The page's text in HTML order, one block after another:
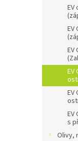
EV
EV
EV
EV
s
Olivy,